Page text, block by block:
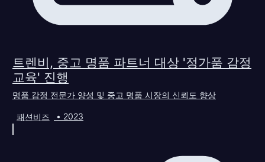
트렌비, 중고 명품 파트너 대상 '정가품 감정
교육' 진행
명품 감정 전문가 양성 및 중고 명품 시장의 신뢰도 향상
패션비즈 • 2023